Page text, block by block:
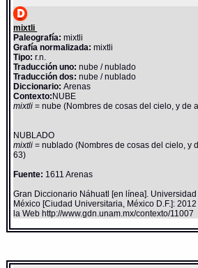
mixtli
Paleografía: mixtli
Grafía normalizada: mixtli
Tipo: r.n.
Traducción uno: nube / nublado
Traducción dos: nube / nublado
Diccionario:Arenas
Contexto:NUBE
mixtli= nube (Nombres de cosas del cielo, y de
NUBLADO
mixtli= nublado (Nombres de cosas del cielo, y
63)
Fuente: 1611 Arenas
Gran Diccionario Náhuatl [en línea].
México [Ciudad Universitaria, México D.F.]:
la Web http://www.gdn.unam.mx/contexto/11007